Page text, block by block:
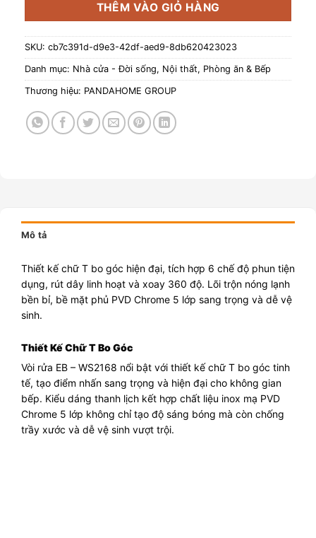
THÊM VÀO GIỎ HÀNG
SKU: cb7c391d-d9e3-42df-aed9-8db620423023
Danh mục: Nhà cửa - Đời sống, Nội thất, Phòng ăn & Bếp
Thương hiệu: PANDAHOME GROUP
Mô tả
Thiết kế chữ T bo góc hiện đại, tích hợp 6 chế độ phun tiện
dụng, rút dây linh hoạt và xoay 360 độ. Lõi trộn nóng lạnh
bền bỉ, bề mặt phủ PVD Chrome 5 lớp sang trọng và dễ vệ
sinh.
Thiết Kế Chữ T Bo Góc
Vòi rửa EB – WS2168 nổi bật với thiết kế chữ T bo góc tinh
tế, tạo điểm nhấn sang trọng và hiện đại cho không gian
bếp. Kiểu dáng thanh lịch kết hợp chất liệu inox mạ PVD
Chrome 5 lớp không chỉ tạo độ sáng bóng mà còn chống
trầy xước và dễ vệ sinh vượt trội.